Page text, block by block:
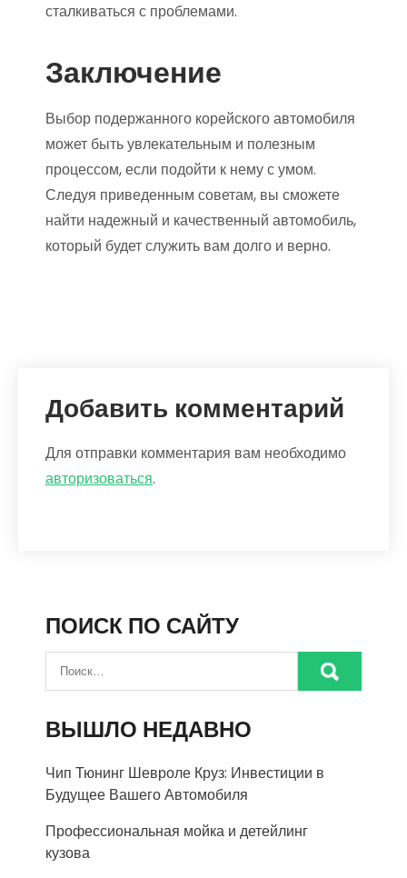
сталкиваться с проблемами.
Заключение
Выбор подержанного корейского автомобиля
может быть увлекательным и полезным
процессом, если подойти к нему с умом.
Следуя приведенным советам, вы сможете
найти надежный и качественный автомобиль,
который будет служить вам долго и верно.
Добавить комментарий
Для отправки комментария вам необходимо
авторизоваться.
ПОИСК ПО САЙТУ
ВЫШЛО НЕДАВНО
Чип Тюнинг Шевроле Круз: Инвестиции в
Будущее Вашего Автомобиля
Профессиональная мойка и детейлинг
кузова